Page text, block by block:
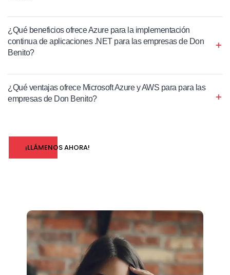
¿Qué beneficios ofrece Azure para la implementación
continua de aplicaciones .NET para las empresas de Don
Benito?
¿Qué ventajas ofrece Microsoft Azure y AWS para para las
empresas de Don Benito?
¡LLÁMENOS AHORA!